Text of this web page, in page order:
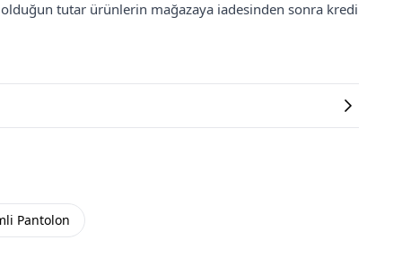
tutar ürünlerin mağazaya iadesinden sonra kredi
Pantolon